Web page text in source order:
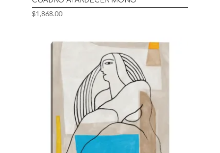
$1,868.00